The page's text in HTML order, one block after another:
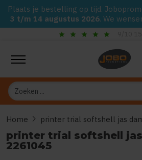
Plaats je bestelling op tijd.
3 t/m 14 augustus 2026. We
star star star star star
Zoeken
Home chevron_right printer trial softshell jas
printer trial softshell
2261045